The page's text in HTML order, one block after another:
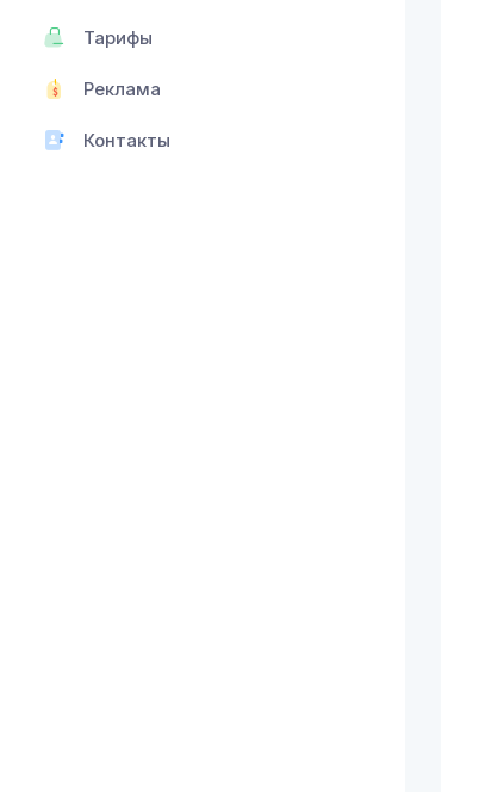
Тарифы
Реклама
Контакты